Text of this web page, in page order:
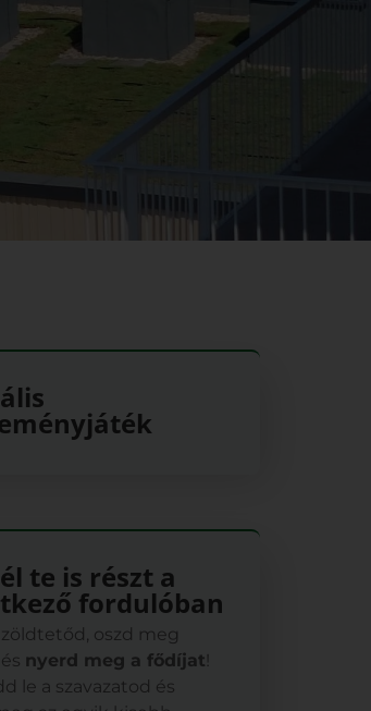
te is részt a
fordulóban
zöldtetőd, oszd meg
nyerd meg a fődíjat
le a szavazatod és